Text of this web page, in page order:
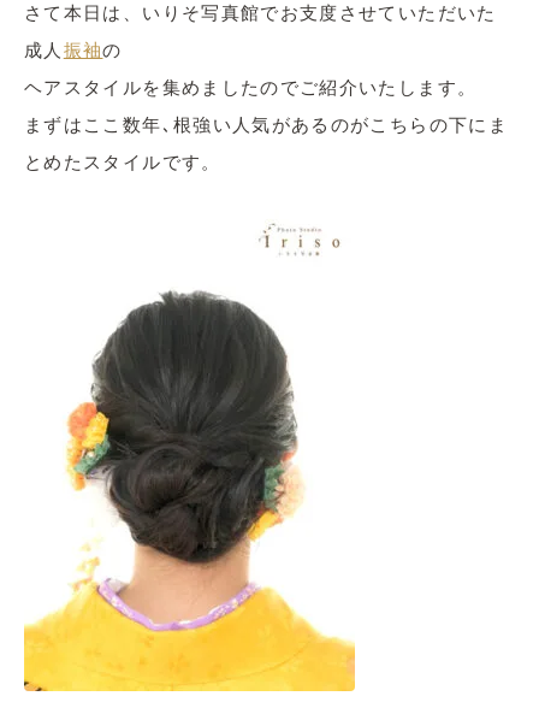
さて本日は、いりそ写真館でお支度させていただいた
成人 振袖の
ヘアスタイルを集めましたのでご紹介いたします。
まずはここ数年､根強い人気があるのがこちらの下にま
とめたスタイルです。